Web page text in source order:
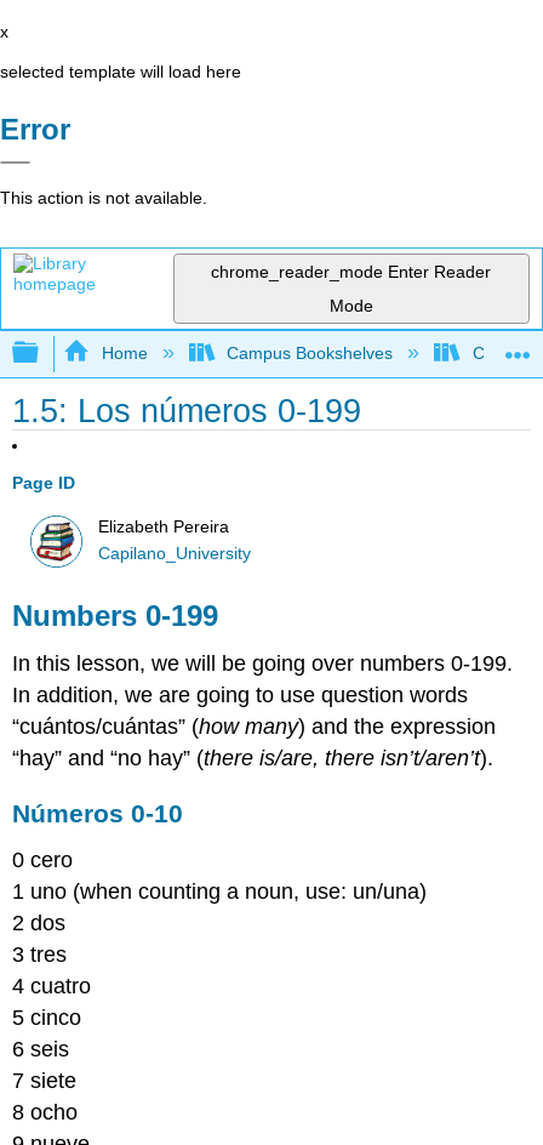
x
selected template will load here
Error
This action is not available.
chrome_reader_mode Enter Reader
Mode
Expand/collapse global hierarchy
Home Campus Bookshelves
1.5: Los números 0-199
Page ID
Elizabeth Pereira
Capilano_University
Numbers 0-199
In this lesson, we will be going over numbers 0-199.
In addition, we are going to use question words
“cuántos/cuántas” (how many) and the expression
“hay” and “no hay” (there is/are, there isn’t/aren’t).
Números 0-10
0 cero
1 uno (when counting a noun, use: un/una)
2 dos
3 tres
4 cuatro
5 cinco
6 seis
7 siete
8 ocho